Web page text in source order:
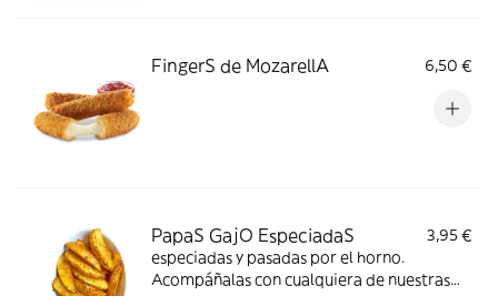
FingerS de MozarellA 6,50 €
PapaS GajO EspeciadaS
3,95 €
especiadas y pasadas por el horno.
Acompáñalas con cualquiera de nuestras